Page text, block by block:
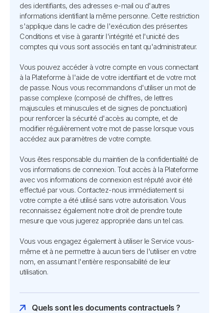
des identifiants, des adresses e-mail ou d'autres
informations identifiant la même personne. Cette restriction
s'applique dans le cadre de l'exécution des présentes
Conditions et vise à garantir l'intégrité et l'unicité des
comptes qui vous sont associés en tant qu'administrateur.
Vous pouvez accéder à votre compte en vous connectant
à la Plateforme à l'aide de votre identifiant et de votre mot
de passe. Nous vous recommandons d'utiliser un mot de
passe complexe (composé de chiffres, de lettres
majuscules et minuscules et de signes de ponctuation)
pour renforcer la sécurité d'accès au compte, et de
modifier régulièrement votre mot de passe lorsque vous
accédez aux paramètres de votre compte.
Vous êtes responsable du maintien de la confidentialité de
vos informations de connexion. Tout accès à la Plateforme
avec vos informations de connexion est réputé avoir été
effectué par vous. Contactez-nous immédiatement si
votre compte a été utilisé sans votre autorisation. Vous
reconnaissez également notre droit de prendre toute
mesure que vous jugerez appropriée dans un tel cas.
Vous vous engagez également à utiliser le Service vous-
même et à ne permettre à aucun tiers de l'utiliser en votre
nom, en assumant l'entière responsabilité de leur
utilisation.
Quels sont les documents contractuels ?